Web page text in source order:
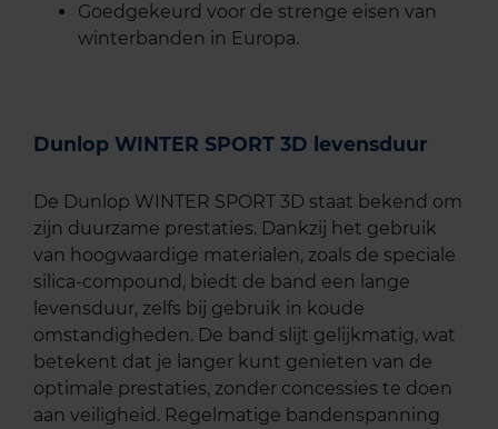
Goedgekeurd voor de strenge eisen van
winterbanden in Europa.
Dunlop WINTER SPORT 3D levensduur
De Dunlop WINTER SPORT 3D staat bekend om
zijn duurzame prestaties. Dankzij het gebruik
van hoogwaardige materialen, zoals de speciale
silica-compound, biedt de band een lange
levensduur, zelfs bij gebruik in koude
omstandigheden. De band slijt gelijkmatig, wat
betekent dat je langer kunt genieten van de
optimale prestaties, zonder concessies te doen
aan veiligheid. Regelmatige bandenspanning